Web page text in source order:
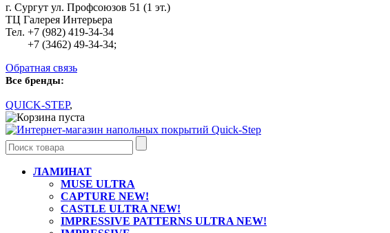
г. Сургут ул. Профсоюзов 51 (1 эт.)
ТЦ Галерея Интерьера
Тел. +7 (982) 419-34-34
+7 (3462) 49-34-34;
Обратная связь
Все бренды:
QUICK-STEP,
ЛАМИНАТ
MUSE ULTRA
CAPTURE NEW!
CASTLE ULTRA NEW!
IMPRESSIVE PATTERNS ULTRA NEW!